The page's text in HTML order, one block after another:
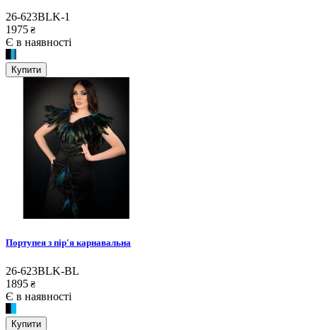
26-623BLK-1
1975 ₴
Є в наявності
Купити
Портупея з пір'я карнавальна
26-623BLK-BL
1895 ₴
Є в наявності
Купити